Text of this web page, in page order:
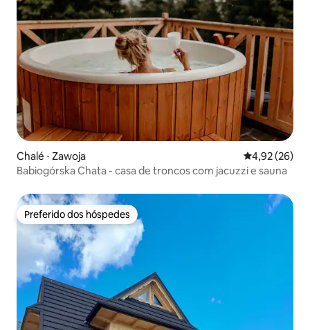
Chalé ⋅ Zawoja 4,92 de uma
4,92 (26)
Babiogórska Chata - casa de troncos com jacuzzi e sauna
Preferido dos hóspedes
Preferido dos hóspedes